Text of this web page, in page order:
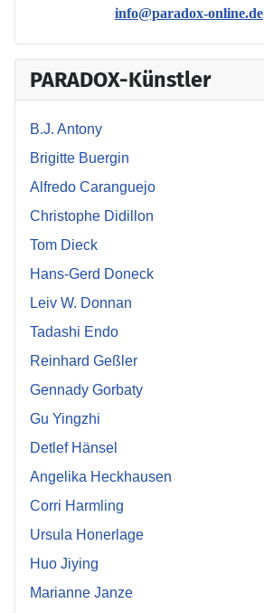
info@paradox-online.de
PARADOX-Künstler
B.J. Antony
Brigitte Buergin
Alfredo Caranguejo
Christophe Didillon
Tom Dieck
Hans-Gerd Doneck
Leiv W. Donnan
Tadashi Endo
Reinhard Geßler
Gennady Gorbaty
Gu Yingzhi
Detlef Hänsel
Angelika Heckhausen
Corri Harmling
Ursula Honerlage
Huo Jiying
Marianne Janze